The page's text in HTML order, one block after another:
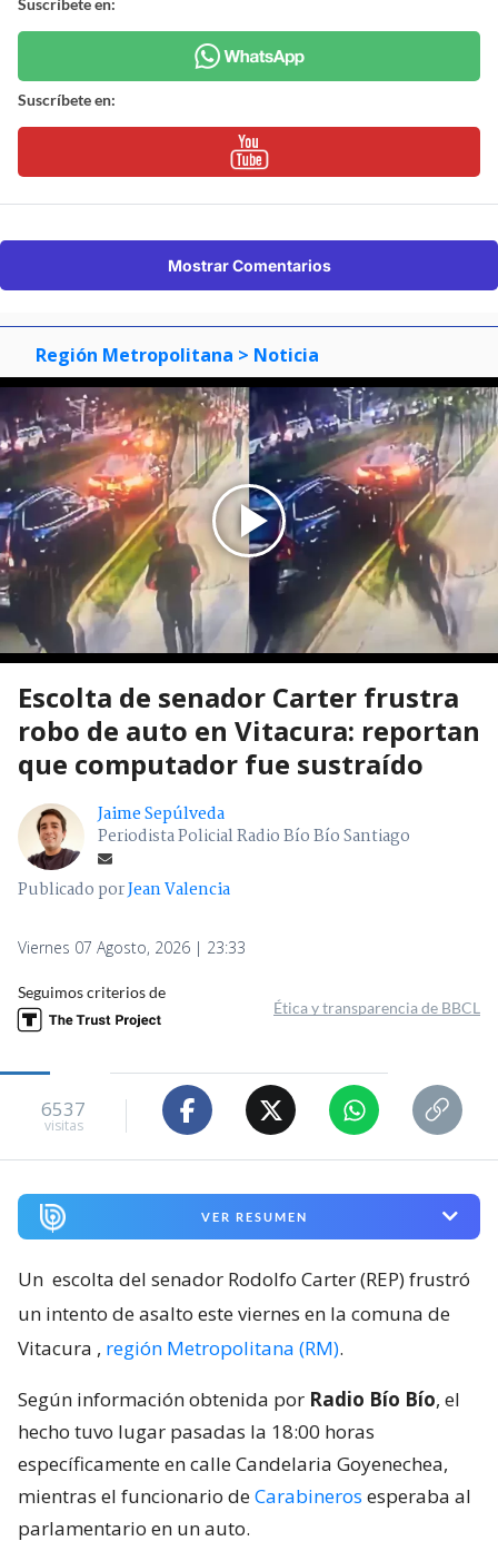
Suscríbete en:
Suscríbete en:
Mostrar Comentarios
Región Metropolitana > Noticia
Escolta de senador Carter frustra
robo de auto en Vitacura: reportan
que computador fue sustraído
Jaime Sepúlveda
Periodista Policial Radio Bío Bío Santiago
Publicado porJean Valencia
Viernes 07 Agosto, 2026 | 23:33
Seguimos criterios de
Ética y transparencia de BBCL
6537
visitas
VER RESUMEN
Un escolta del senador Rodolfo Carter (REP) frustró
un intento de asalto este viernes en la comuna de
Vitacura , región Metropolitana (RM).
Según información obtenida por Radio Bío Bío, el
hecho tuvo lugar pasadas la 18:00 horas
específicamente en calle Candelaria Goyenechea,
mientras el funcionario deCarabineros esperaba al
parlamentario en un auto.